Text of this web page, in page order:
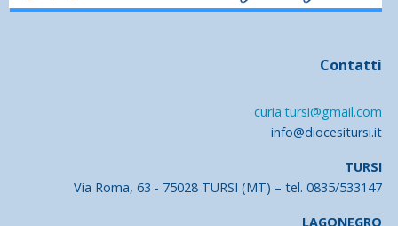
Contatti
curia.tursi@gmail.com
info@diocesitursi.it
TURSI
Via Roma, 63 - 75028 TURSI (MT) – tel. 0835/533147
LAGONEGRO